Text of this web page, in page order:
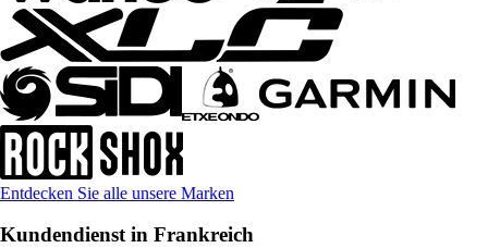
Entdecken Sie alle unsere Marken
Kundendienst in Frankreich